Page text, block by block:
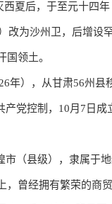
夏后，于至元十四
改为沙州卫，后增设
领土。
），从甘肃56州县
党控制，10月7日
（县级），隶属于地
曾经拥有繁荣的商